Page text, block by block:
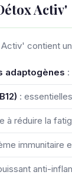
Activ'
contient
adaptogènes
:
à réduire la
immunitaire
anti-